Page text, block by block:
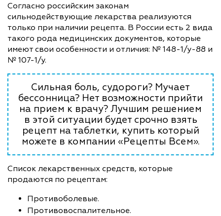
Согласно российским законам
сильнодействующие лекарства реализуются
только при наличии рецепта. В России есть 2 вида
такого рода медицинских документов, которые
имеют свои особенности и отличия: № 148-1/у-88 и
№ 107-1/у.
Сильная боль, судороги? Мучает
бессонница? Нет возможности прийти
на прием к врачу? Лучшим решением
в этой ситуации будет срочно взять
рецепт на таблетки, купить который
можете в компании «Рецепты Всем».
Список лекарственных средств, которые
продаются по рецептам:
Противоболевые.
Противовоспалительное.